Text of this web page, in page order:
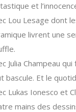
et
Lou Lesage dont
livrent une
Julia Champeau
bascule. Et le
Lukas Ionesco et
mains des